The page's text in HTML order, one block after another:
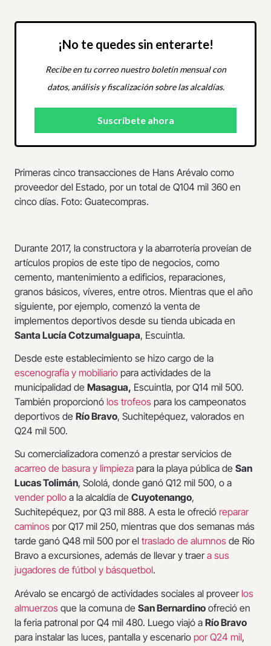
¡No te quedes sin enterarte!
Recibe en tu correo nuestro boletín mensual con
datos, análisis y fiscalización sobre las alcaldías.
Primeras cinco transacciones de Hans Arévalo como
proveedor del Estado, por un total de Q104 mil 360 en
cinco días. Foto: Guatecompras.
Durante 2017, la constructora y la abarrotería proveían de
artículos propios de este tipo de negocios, como
cemento, mantenimiento a edificios, reparaciones,
granos básicos, víveres, entre otros. Mientras que el año
siguiente, por ejemplo, comenzó la venta de
implementos deportivos desde su tienda ubicada en
Santa Lucía Cotzumalguapa, Escuintla.
Desde este establecimiento se hizo cargo de la
escenografía y mobiliario para actividades de la
municipalidad de Masagua, Escuintla, por Q14 mil 500.
También proporcionó los trofeos para los campeonatos
deportivos de Río Bravo, Suchitepéquez, valorados en
Q24 mil 500.
Su comercializadora comenzó a prestar servicios de
acarreo de basura y limpieza para la playa pública de San
Lucas Tolimán, Sololá, donde ganó Q12 mil 500, o a
vender pollo a la alcaldía de Cuyotenango,
Suchitepéquez, por Q3 mil 888. A esta le ofreció reparar
caminos por Q17 mil 250, mientras que dos semanas más
tarde ganó Q48 mil 500 por el traslado de alumnos de Río
Bravo a excursiones, además de llevar y traera sus
jugadores de fútbol y básquetbol.
Arévalo se encargó de actividades sociales al proveerlos
almuerzos que la comuna de San Bernardino ofreció en
la feria patronal por Q4 mil 480. Luego viajó a Río Bravo
para instalar las luces, pantalla y escenario por Q24 mil,